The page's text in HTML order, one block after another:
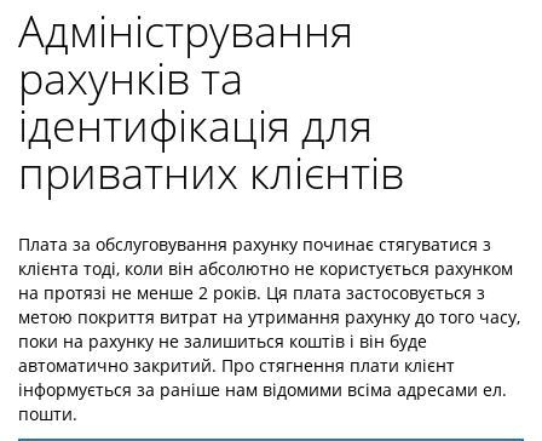
Адміністрування
рахунків та
ідентифікація для
приватних клієнтів
Плата за обслуговування рахунку починає стягуватися з
клієнта тоді, коли він абсолютно не користується рахунком
на протязі не менше 2 років. Ця плата застосовується з
метою покриття витрат на утримання рахунку до того часу,
поки на рахунку не залишиться коштів і він буде
автоматично закритий. Про стягнення плати клієнт
інформується за раніше нам відомими всіма адресами ел.
пошти.